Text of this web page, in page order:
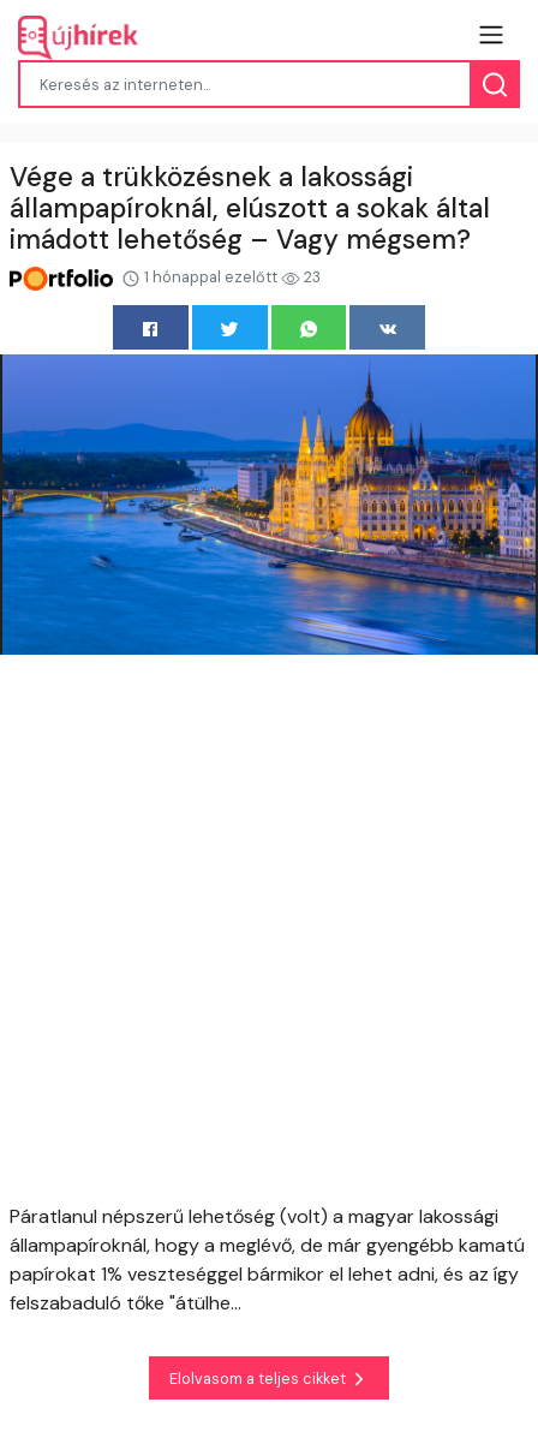
Vége a trükközésnek a lakossági
állampapíroknál, elúszott a sokak által
imádott lehetőség – Vagy mégsem?
1 hónappal ezelőtt 23
Páratlanul népszerű lehetőség (volt) a magyar lakossági
állampapíroknál, hogy a meglévő, de már gyengébb kamatú
papírokat 1% veszteséggel bármikor el lehet adni, és az így
felszabaduló tőke "átülhe...
Elolvasom a teljes cikket